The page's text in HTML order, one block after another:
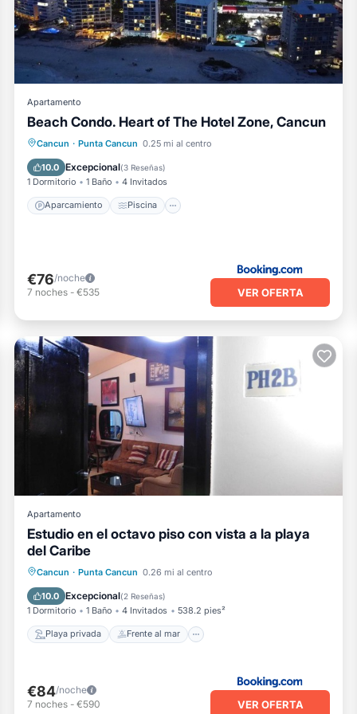
detalles compartidos y somos considerados "precisos". Si
esto Apartamento, por favor déjanos saber.
Apartamento
Beach Condo. Heart of The Hotel Zone, Cancun
Cancun · Punta Cancun 0.25 mi al centro
10.0 Excepcional(3 Reseñas)
1 Dormitorio 1 Baño 4 Invitados
Aparcamiento Piscina
Aparcamiento
Piscina
Aire acondicionado
€76/noche
7 noches - €535 VER OFERTA
Apartamento
Estudio en el octavo piso con vista a la playa
del Caribe
Cancun · Punta Cancun 0.26 mi al centro
10.0 Excepcional(2 Reseñas)
1 Dormitorio 1 Baño 4 Invitados 538.2 pies²
Playa privada Frente al mar
Playa privada
Frente al mar
Aparcamiento
€84/noche
7 noches - €590 VER OFERTA